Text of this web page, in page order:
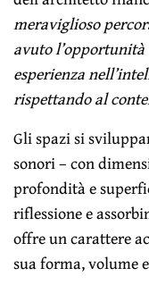
meraviglioso
avuto
esperienza
rispettando al
Gli spazi si
sonori – con
profondità e
riflessione e
offre un carattere
sua forma, volume